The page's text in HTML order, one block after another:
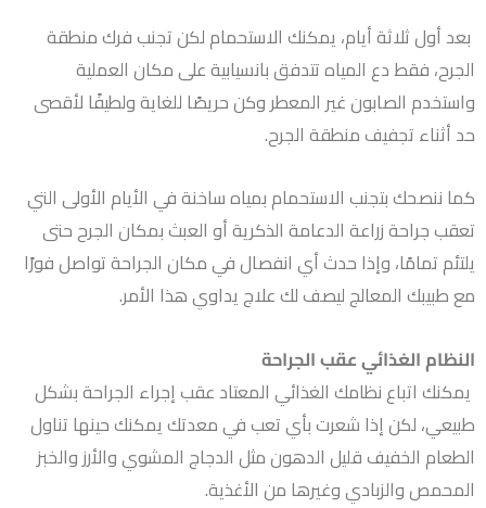
بعد أول ثلاثة أيام، يمكنك الاستحمام لكن تجنب فرك منطقة
الجرح، فقط دع المياه تتدفق بانسيابية على مكان العملية
واستخدم الصابون غير المعطر وكن حريصًا للغاية ولطيفًا لأقصى
حد أثناء تجفيف منطقة الجرح.
كما ننصحك بتجنب الاستحمام بمياه ساخنة في الأيام الأولى التي
تعقب جراحة زراعة الدعامة الذكرية أو العبث بمكان الجرح حتى
يلتئم تمامًا، وإذا حدث أي انفصال في مكان الجراحة تواصل فورًا
مع طبيبك المعالج ليصف لك علاج يداوي هذا الأمر.
النظام الغذائي عقب الجراحة
يمكنك اتباع نظامك الغذائي المعتاد عقب إجراء الجراحة بشكل
طبيعي، لكن إذا شعرت بأي تعب في معدتك يمكنك حينها تناول
الطعام الخفيف قليل الدهون مثل الدجاج المشوي والأرز والخبز
المحمص والزبادي وغيرها من الأغذية.